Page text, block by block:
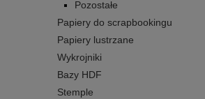
Pozostałe
Papiery do scrapbookingu
Papiery lustrzane
Wykrojniki
Bazy HDF
Stemple